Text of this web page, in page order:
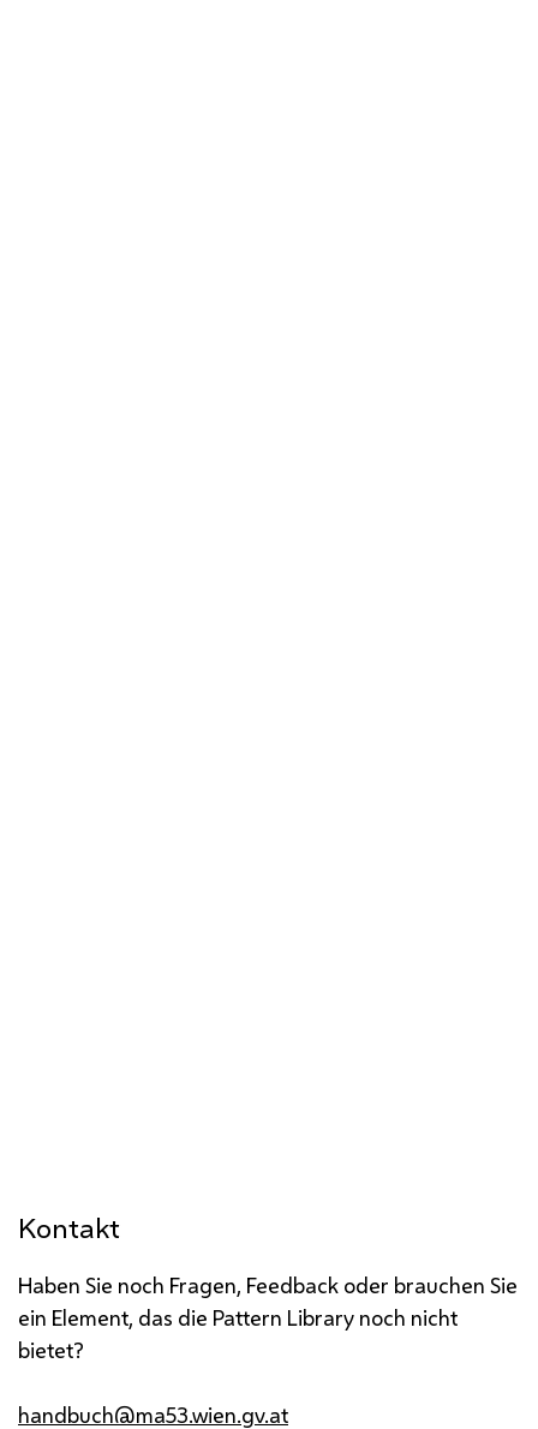
Kontakt
Haben Sie noch Fragen, Feedback oder brauchen Sie
ein Element, das die Pattern Library noch nicht
bietet?
handbuch@ma53.wien.gv.at